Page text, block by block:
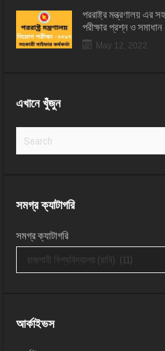
পররাষ্ট্র মন্ত্রণালয় এর
পরীক্ষার প্রশ্ন ও
May 12, 2022
এখানে খুঁজুন
সমগ্র ক্যাটাগরি
সমগ্র ক্যাটাগরি
আর্কাইভস